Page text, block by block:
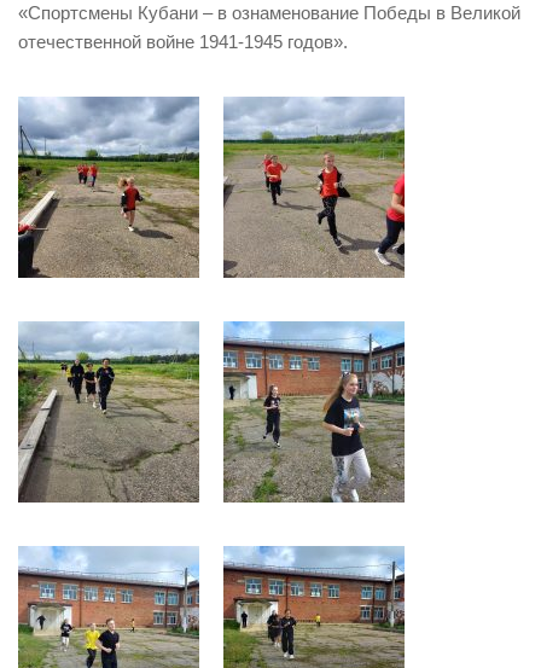
«Спортсмены Кубани – в ознаменование Победы в Великой
отечественной войне 1941-1945 годов».